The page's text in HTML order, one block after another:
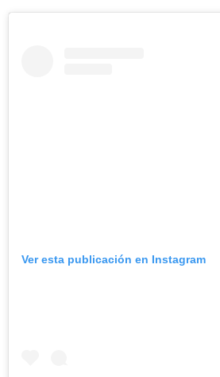
Ver esta publicación en Instagram